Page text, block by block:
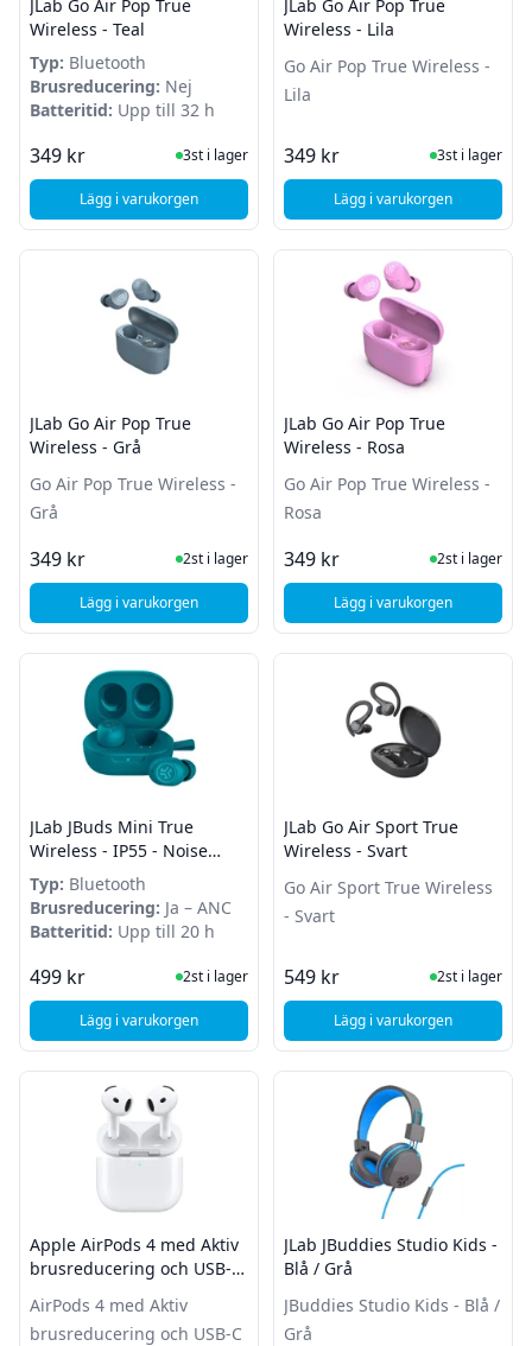
JLab Go Air Pop True
Wireless - Teal
Typ: Bluetooth
Brusreducering: Nej
Batteritid: Upp till 32 h
349 kr I Lager
3st i lager
Lägg i varukorgen, JLab Go Air Pop True Wireless - Teal
JLab Go Air Pop True
Wireless - Lila
Go Air Pop True Wireless -
Lila
349 kr I Lager
3st i lager
Lägg i varukorgen
, JLab Go Air Pop
JLab Go Air Pop True
Wireless - Grå
Go Air Pop True Wireless -
Grå
349 kr I Lager
2st i lager
Lägg i varukorgen, JLab Go Air Pop True Wireless - Grå
JLab Go Air Pop True
Wireless - Rosa
Go Air Pop True Wireless -
Rosa
349 kr I Lager
2st i lager
Lägg i varukorgen
, JLab Go Air Pop
JLab JBuds Mini True
Wireless - IP55 - Noise
Cancelling - Teal
Typ: Bluetooth
Brusreducering: Ja – ANC
Batteritid: Upp till 20 h
499 kr I Lager
2st i lager
Lägg i varukorgen, JLab JBuds Mini True Wireless - IP55 - Noise Cancelling -
JLab Go Air Sport True
Wireless - Svart
Go Air Sport True Wireless
- Svart
549 kr I Lager
2st i lager
Lägg i varukorgen, JLab Go Air Sport
Apple AirPods 4 med Aktiv
brusreducering och USB-C
AirPods 4 med Aktiv
brusreducering och USB-C
JLab JBuddies Studio Kids -
Blå / Grå
JBuddies Studio Kids - Blå /
Grå